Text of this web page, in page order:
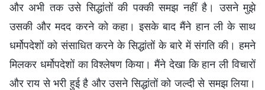
और अभी तक उसे सिद्धांतों की पक्की समझ नहीं है। उसने मुझे
उसकी और मदद करने को कहा। इसके बाद मैंने हान ली के साथ
धर्मोपदेशों को संसाधित करने के सिद्धांतों के बारे में संगति की। हमने
मिलकर धर्मोपदेशों का विश्लेषण किया। मैंने देखा कि हान ली विचारों
और राय से भरी हुई है और उसने सिद्धांतों को जल्दी से समझ लिया।